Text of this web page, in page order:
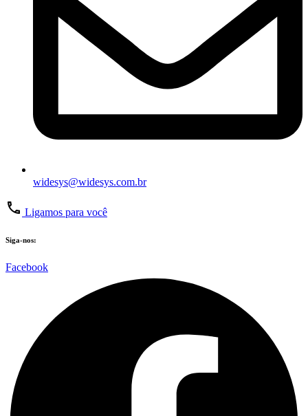
widesys@widesys.com.br
Ligamos para você
Siga-nos:
Facebook